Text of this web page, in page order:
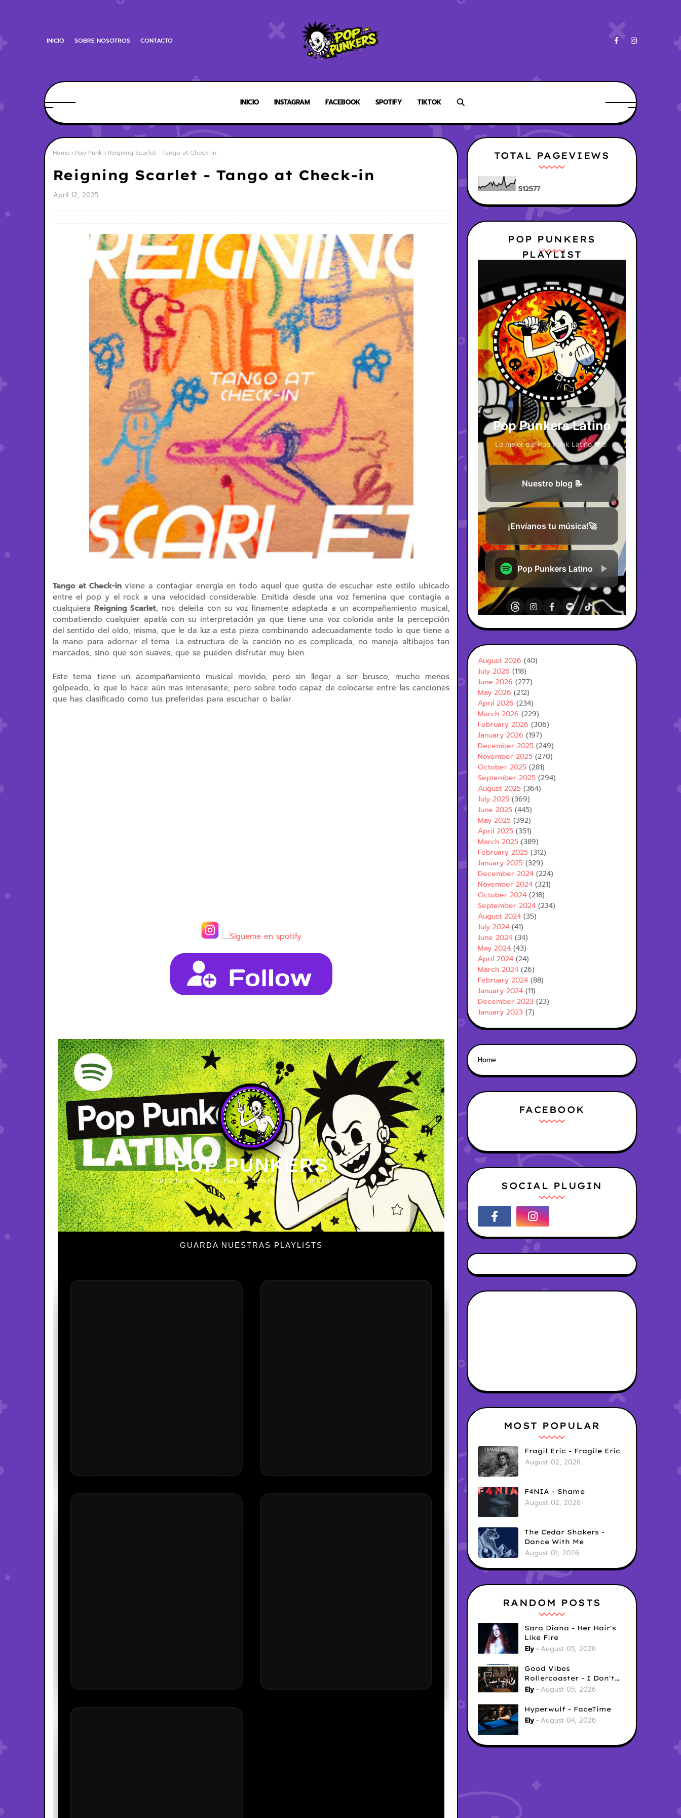
INICIO SOBRE NOSOTROS CONTACTO
INICIO INSTAGRAM FACEBOOK SPOTIFY TIKTOK
Home Pop Punk Reigning Scarlet - Tango at Check-in
Reigning Scarlet - Tango at Check-in
April 12, 2025
Tango at Check-in viene a contagiar energía en todo aquel que gusta de escuchar este estilo ubicado
entre el pop y el rock a una velocidad considerable. Emitida desde una voz femenina que contagia a
cualquiera Reigning Scarlet, nos deleita con su voz finamente adaptada a un acompañamiento musical,
combatiendo cualquier apatía con su interpretación ya que tiene una voz colorida ante la percepción
del sentido del oído, misma, que le da luz a esta pieza combinando adecuadamente todo lo que tiene a
la mano para adornar el tema. La estructura de la canción no es complicada, no maneja altibajos tan
marcados, sino que son suaves, que se pueden disfrutar muy bien.
Este tema tiene un acompañamiento musical movido, pero sin llegar a ser brusco, mucho menos
golpeado, lo que lo hace aún mas interesante, pero sobre todo capaz de colocarse entre las canciones
que has clasificado como tus preferidas para escuchar o bailar.
POP PUNKERS
Curaduría · Pop Punk · Emo · Rock Emergente
GUARDA NUESTRAS PLAYLISTS
TOTAL PAGEVIEWS
512577
POP PUNKERS
PLAYLIST
August 2026 (40)
July 2026 (118)
June 2026 (277)
May 2026 (212)
April 2026 (234)
March 2026 (229)
February 2026 (306)
January 2026 (197)
December 2025 (249)
November 2025 (270)
October 2025 (281)
September 2025 (294)
August 2025 (364)
July 2025 (369)
June 2025 (445)
May 2025 (392)
April 2025 (351)
March 2025 (389)
February 2025 (312)
January 2025 (329)
December 2024 (224)
November 2024 (321)
October 2024 (218)
September 2024 (234)
August 2024 (35)
July 2024 (41)
June 2024 (34)
May 2024 (43)
April 2024 (24)
March 2024 (26)
February 2024 (88)
January 2024 (11)
December 2023 (23)
January 2023 (7)
Home
FACEBOOK
SOCIAL PLUGIN
MOST POPULAR
Fragil Eric - Fragile Eric
August 02, 2026
F4NIA - Shame
August 02, 2026
The Cedar Shakers -
Dance With Me
August 01, 2026
RANDOM POSTS
Sara Diana - Her Hair's
Like Fire
Ely August 05, 2026
Good Vibes
Rollercoaster - I Don't
Care
Ely August 05, 2026
Hyperwulf - FaceTime
Ely August 04, 2026